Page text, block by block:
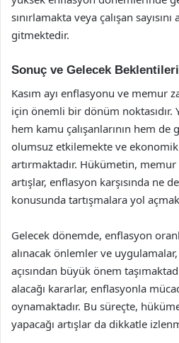
sınırlamakta veya çalışan
gitmektedir.
Sonuç ve Gelecek Beklentileri
Kasım ayı enflasyonu ve memur
için önemli bir dönüm noktasıdır.
hem kamu çalışanlarının hem de
olumsuz etkilemekte ve
artırmaktadır. Hükümetin, memur
artışlar, enflasyon karşısında ne
konusunda tartışmalara yol
Gelecek dönemde, enflasyon
alınacak önlemler ve
açısından büyük önem
alacağı kararlar, enflasyonla
oynamaktadır. Bu süreçte,
yapacağı artışlar da dikkatle